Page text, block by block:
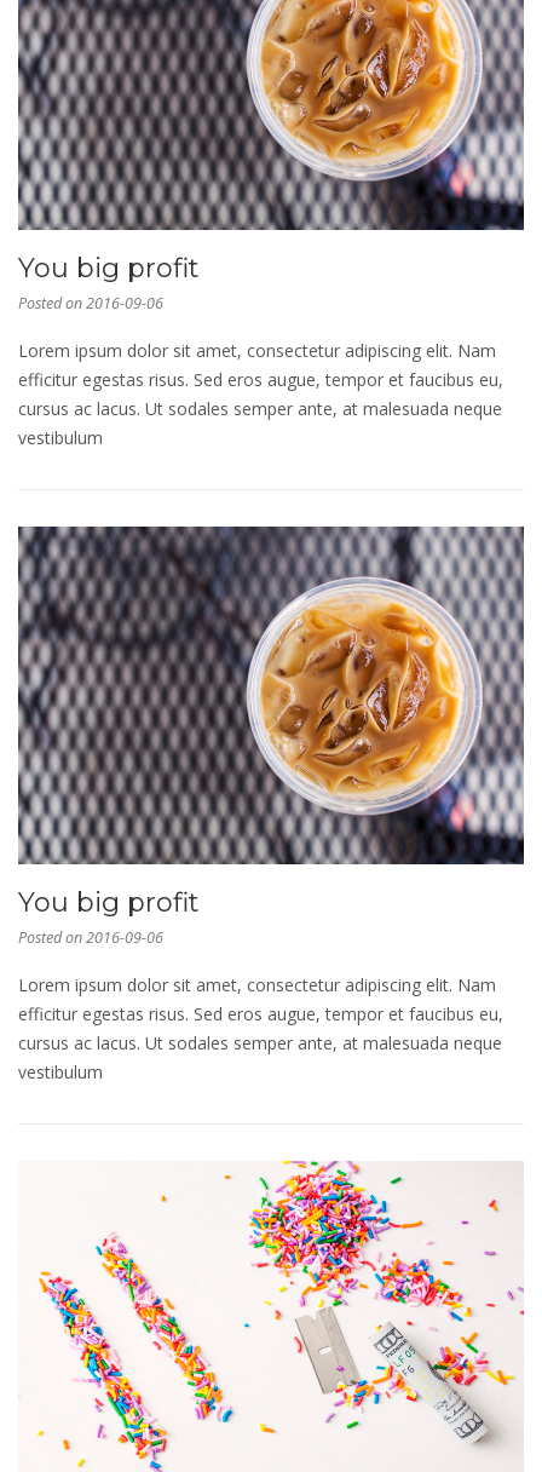
You big profit
Posted on2016-09-06
Lorem ipsum dolor sit amet, consectetur adipiscing elit. Nam
efficitur egestas risus. Sed eros augue, tempor et faucibus eu,
cursus ac lacus. Ut sodales semper ante, at malesuada neque
vestibulum
You big profit
Posted on2016-09-06
Lorem ipsum dolor sit amet, consectetur adipiscing elit. Nam
efficitur egestas risus. Sed eros augue, tempor et faucibus eu,
cursus ac lacus. Ut sodales semper ante, at malesuada neque
vestibulum